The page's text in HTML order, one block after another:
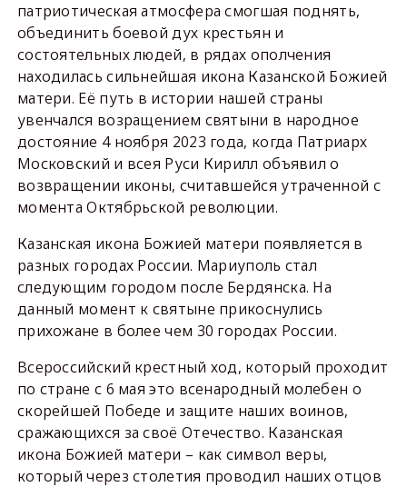
патриотическая атмосфера смогшая поднять,
объединить боевой дух крестьян и
состоятельных людей, в рядах ополчения
находилась сильнейшая икона Казанской Божией
матери. Её путь в истории нашей страны
увенчался возращением святыни в народное
достояние 4 ноября 2023 года, когда Патриарх
Московский и всея Руси Кирилл объявил о
возвращении иконы, считавшейся утраченной с
момента Октябрьской революции.
Казанская икона Божией матери появляется в
разных городах России. Мариуполь стал
следующим городом после Бердянска. На
данный момент к святыне прикоснулись
прихожане в более чем 30 городах России.
Всероссийский крестный ход, который проходит
по стране с 6 мая это всенародный молебен о
скорейшей Победе и защите наших воинов,
сражающихся за своё Отечество. Казанская
икона Божией матери – как символ веры,
который через столетия проводил наших отцов